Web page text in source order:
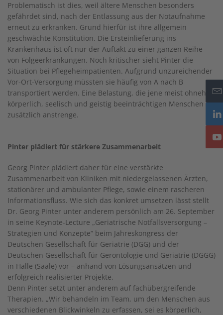
Problematisch ist dies, weil ältere Menschen besonders
gefährdet sind, nach der Entlassung aus der Notaufnahme
erneut zu erkranken. Grund hierfür ist ihre allgemein
geschwächte Konstitution. Die Ersteinlieferung ins
Krankenhaus ist oft nur der Auftakt zu einer ganzen Reihe
von Folgeerkrankungen. Noch kritischer sieht Pinter die
Situation bei Pflegeheimpatienten. Aufgrund unzureichender
Vor-Ort-Versorgung müssten sie häufig von A nach B
transportiert werden. Eine Belastung, die jene meist ohnehin
körperlich, seelisch und geistig beeinträchtigen Menschen
zusätzlich anstrenge.
Pinter plädiert für stärkere Zusammenarbeit
Georg Pinter plädiert daher für eine verstärkte
Zusammenarbeit von Kliniken mit niedergelassenen Ärzten,
stationärer und ambulanter Pflege, sowie einem rascheren
Informationsfluss. Wie sich das konkret umsetzen lässt stellt
Dr. Georg Pinter unter anderem persönlich am 26. September
in seine Keynote-Lecture „Geriatrische Notfallsversorgung –
Strategien und Konzepte“ beim Jahreskongress der
Deutschen Gesellschaft für Geriatrie (DGG) und der
Deutschen Gesellschaft für Gerontologie und Geriatrie (DGGG)
in Halle (Saale) vor – anhand von Lösungsansätzen und
erfolgreich realisierter Projekte.
Denn Pinter setzt unter anderem auf fachübergreifende
Therapien. „Wir behandeln im Team, um den Menschen aus
verschiedenen Blickwinkeln zu erfassen, sei es körperlich,